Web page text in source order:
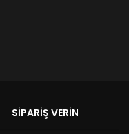
SIPARIŞ VERIN